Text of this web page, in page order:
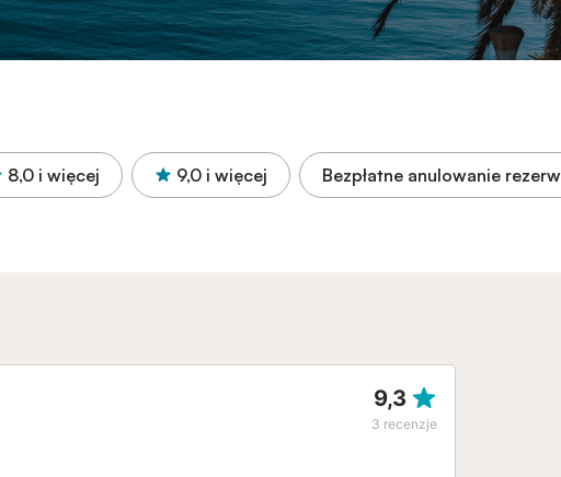
8,0 i więcej 9,0 i więcej Bezpłatne anulowanie
9,3
3 recenzje